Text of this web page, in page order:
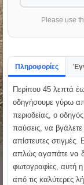
Please use
Πληροφορίες
Περίπου 45 λεπτά
οδηγήσουμε γύρω
περιοδείας, ο
παύσεις, να
απίστευτες στιγμές.
απλώς αγαπάτε να
φωτογραφίες, αυτή
από τις καλύτερες